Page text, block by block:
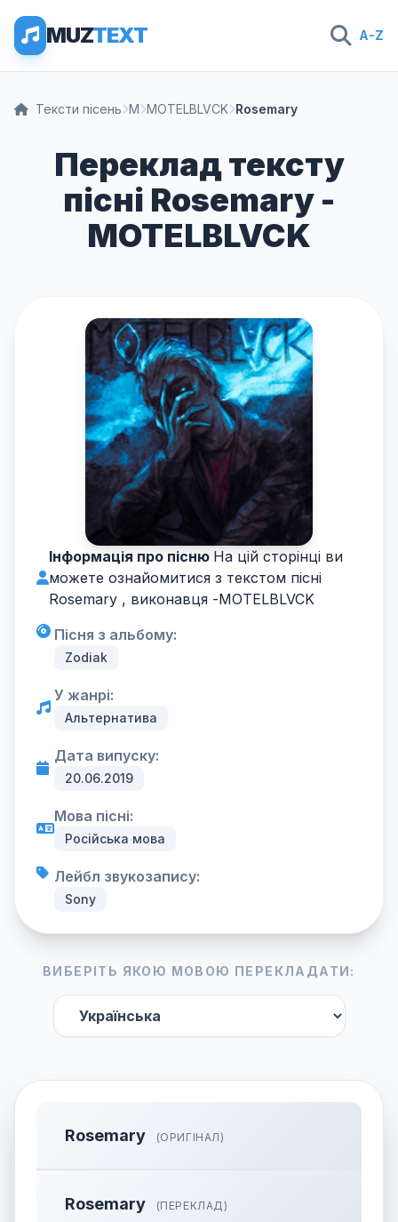
MUZTEXT A-Z
Тексти пісень M MOTELBLVCK Rosemary
Переклад тексту
пісні Rosemary -
MOTELBLVCK
Інформація про пісню На цій сторінці ви
можете ознайомитися з текстом пісні
Rosemary , виконавця -MOTELBLVCK
Пісня з альбому:
Zodiak
У жанрі:
Альтернатива
Дата випуску:
20.06.2019
Мова пісні:
Російська мова
Лейбл звукозапису:
Sony
ВИБЕРІТЬ ЯКОЮ МОВОЮ ПЕРЕКЛАДАТИ:
Rosemary (ОРИГІНАЛ)
Rosemary (ПЕРЕКЛАД)